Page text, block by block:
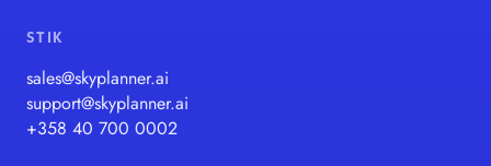
STIK
sales@skyplanner.ai
support@skyplanner.ai
+358 40 700 0002